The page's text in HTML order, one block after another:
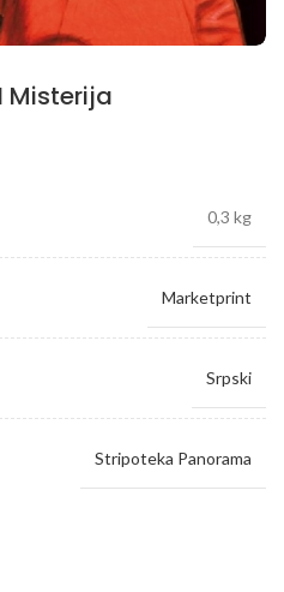
Misterija
0,3 kg
Marketprint
Srpski
Stripoteka Panorama